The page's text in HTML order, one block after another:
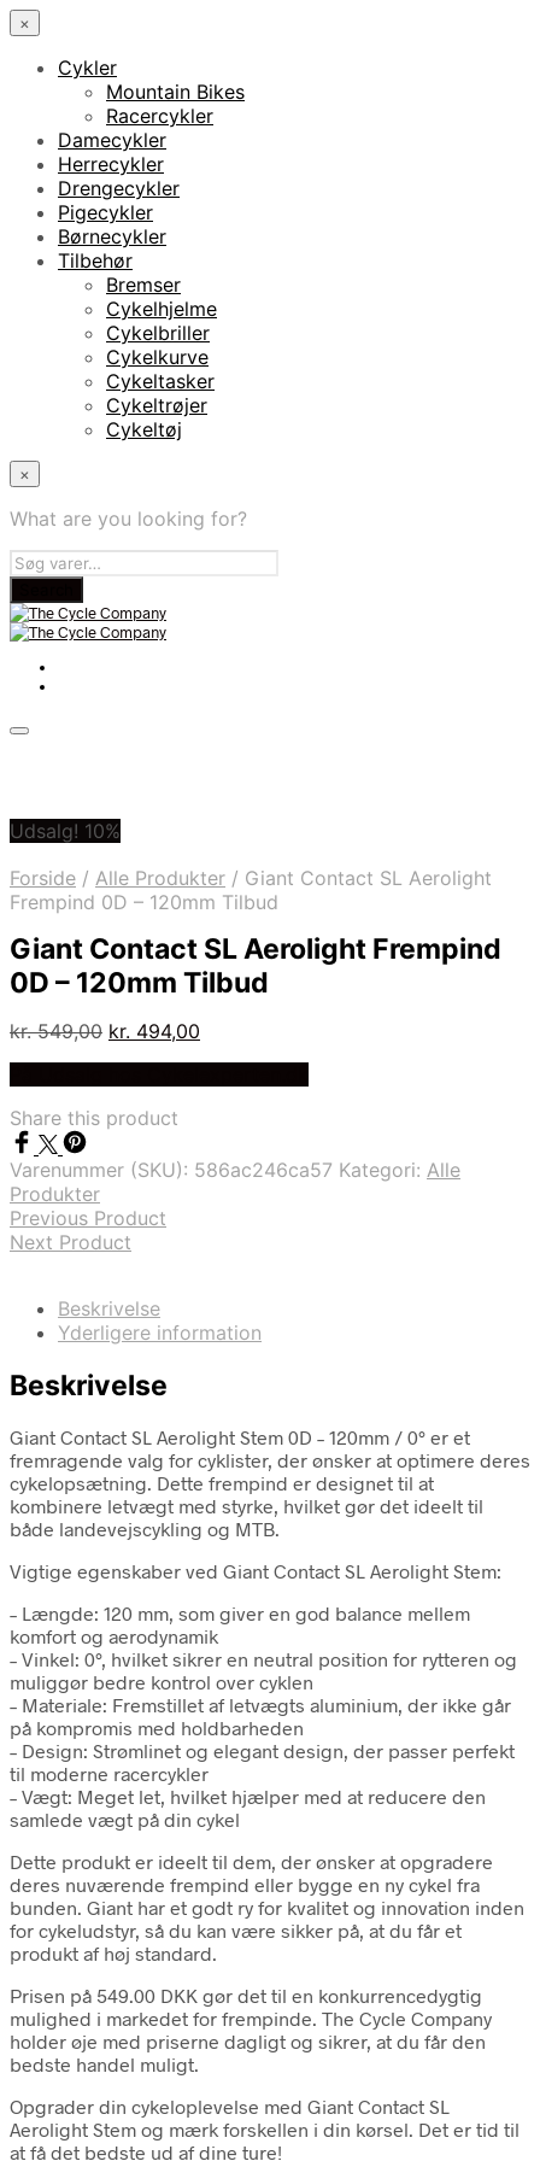
×
Cykler
Mountain Bikes
Racercykler
Damecykler
Herrecykler
Drengecykler
Pigecykler
Børnecykler
Tilbehør
Bremser
Cykelhjelme
Cykelbriller
Cykelkurve
Cykeltasker
Cykeltrøjer
Cykeltøj
×
What are you looking for?
Udsalg! 10%
Forside / Alle Produkter / Giant Contact SL Aerolight
Frempind 0D – 120mm Tilbud
Giant Contact SL Aerolight Frempind
0D – 120mm Tilbud
kr.549,00 Den
kr. 549,00.
kr. 494,00
Share this product
Varenummer (SKU): 586ac246ca57 Kategori: Alle
Produkter
Previous Product
Next Product
Beskrivelse
Yderligere information
Beskrivelse
Giant Contact SL Aerolight Stem 0D – 120mm / 0° er et
fremragende valg for cyklister, der ønsker at optimere deres
cykelopsætning. Dette frempind er designet til at
kombinere letvægt med styrke, hvilket gør det ideelt til
både landevejscykling og MTB.
Vigtige egenskaber ved Giant Contact SL Aerolight Stem:
– Længde: 120 mm, som giver en god balance mellem
komfort og aerodynamik
– Vinkel: 0°, hvilket sikrer en neutral position for rytteren og
muliggør bedre kontrol over cyklen
– Materiale: Fremstillet af letvægts aluminium, der ikke går
på kompromis med holdbarheden
– Design: Strømlinet og elegant design, der passer perfekt
til moderne racercykler
– Vægt: Meget let, hvilket hjælper med at reducere den
samlede vægt på din cykel
Dette produkt er ideelt til dem, der ønsker at opgradere
deres nuværende frempind eller bygge en ny cykel fra
bunden. Giant har et godt ry for kvalitet og innovation inden
for cykeludstyr, så du kan være sikker på, at du får et
produkt af høj standard.
Prisen på 549.00 DKK gør det til en konkurrencedygtig
mulighed i markedet for frempinde. The Cycle Company
holder øje med priserne dagligt og sikrer, at du får den
bedste handel muligt.
Opgrader din cykeloplevelse med Giant Contact SL
Aerolight Stem og mærk forskellen i din kørsel. Det er tid til
at få det bedste ud af dine ture!